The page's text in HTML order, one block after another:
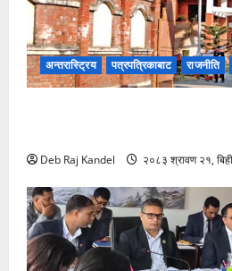
अन्तरास्ट्रिय पत्रपत्रिकाबाट राजनीति
Deb Raj Kandel २०८३ श्रावण २१,